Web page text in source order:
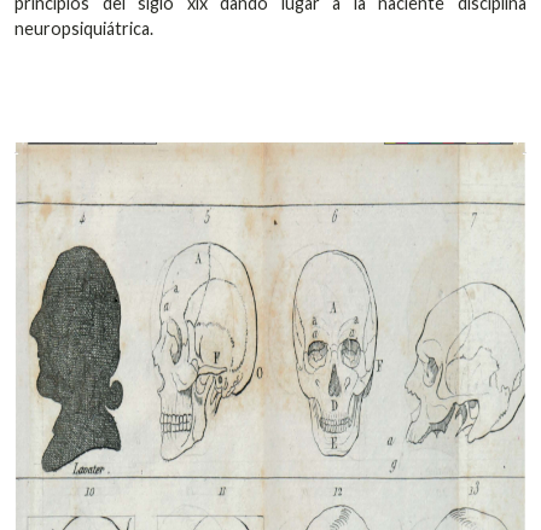
neuropsiquiátrica.